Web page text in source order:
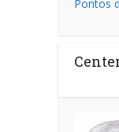
Pontos